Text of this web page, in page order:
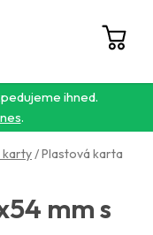
ihned.
.
Hledat
karty/Plastová karta
mm s